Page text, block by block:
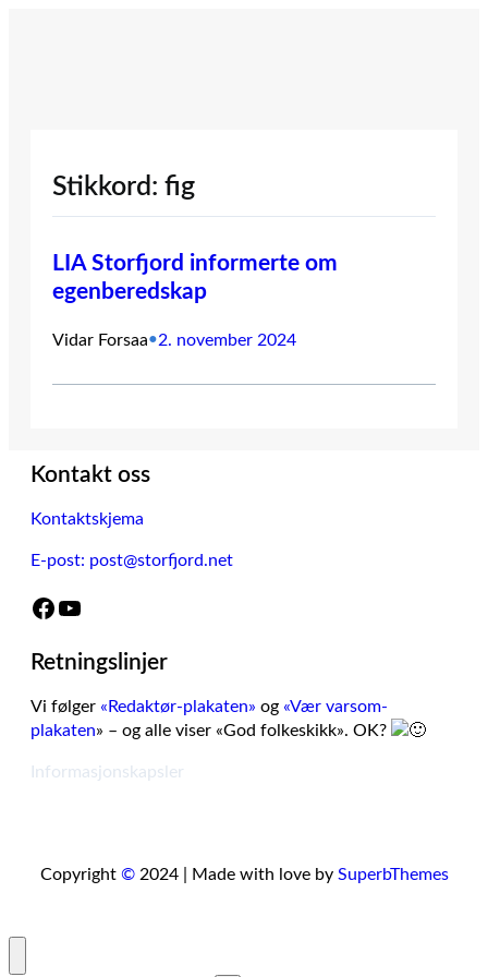
Stikkord: fig
LIA Storfjord informerte om
egenberedskap
Vidar Forsaa•2. november 2024
Kontakt oss
Kontaktskjema
E-post: post@storfjord.net
Facebook YouTube
Retningslinjer
Vi følger «Redaktør-plakaten» og «Vær varsom-
plakaten» – og alle viser «God folkeskikk». OK?
Informasjonskapsler
Copyright ©2024 | Made with love by SuperbThemes